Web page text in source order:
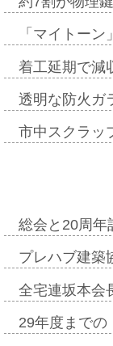
「マイトー
着工延期で減
透明な防火ガ
市中スクラッ
総会と20周
プレハブ建築
全宅連坂本会
29年度まで